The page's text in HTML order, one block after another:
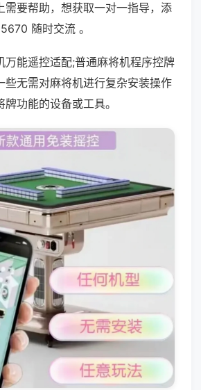
需要帮助，想获取一对一指导，添
随时交流 。
万能遥控适配;普通麻将机程序控牌
些无需对麻将机进行复杂安装操作
功能的设备或工具。